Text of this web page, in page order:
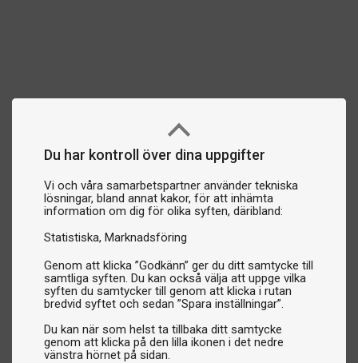
Du har kontroll över dina uppgifter
Vi och våra samarbetspartner använder tekniska
lösningar, bland annat kakor, för att inhämta
information om dig för olika syften, däribland:
Statistiska Marknadsföring
Genom att klicka ”Godkänn” ger du ditt samtycke till
samtliga syften. Du kan också välja att uppge vilka
syften du samtycker till genom att klicka i rutan
bredvid syftet och sedan ”Spara inställningar”.
Du kan när som helst ta tillbaka ditt samtycke
genom att klicka på den lilla ikonen i det nedre
vänstra hörnet på sidan.